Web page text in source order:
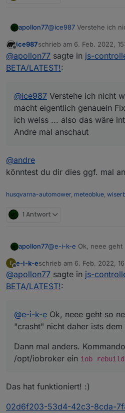
apollon77@ice987 Verstehe ich
weiss ... also das wäre
Andre mal anschaut
Offline
ice987schrieb am 6. Feb. 2022,
zuletzt editiert von
@apollon77 sagte in js-
BETA/LATEST!:
@ice987 Verstehe ich nicht
macht eigentlich genauein
ich weiss ... also das wäre
Andre mal anschaut
@andre
könntest du dir dies ggf. mal
husqvarna-automower meteoblue
1 Antwort
apollon77@e-i-k-e Ok, neee geht
Dann mal anders.
/opt/iobroker einiob
E
Offline
e-i-k-eschrieb am 6. Feb. 2022,
zuletzt editiert von
@apollon77 sagte in js-
BETA/LATEST!:
@e-i-k-e Ok, neee geht so
"crasht" nicht daher ists
Dann mal anders.
/opt/iobroker ein iob rebuild
Das hat funktioniert! :)
02d6f203-53d4-42c3-8cda-